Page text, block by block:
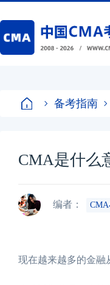
备考指南
CMA是什么
编者：
现在越来越多的金融